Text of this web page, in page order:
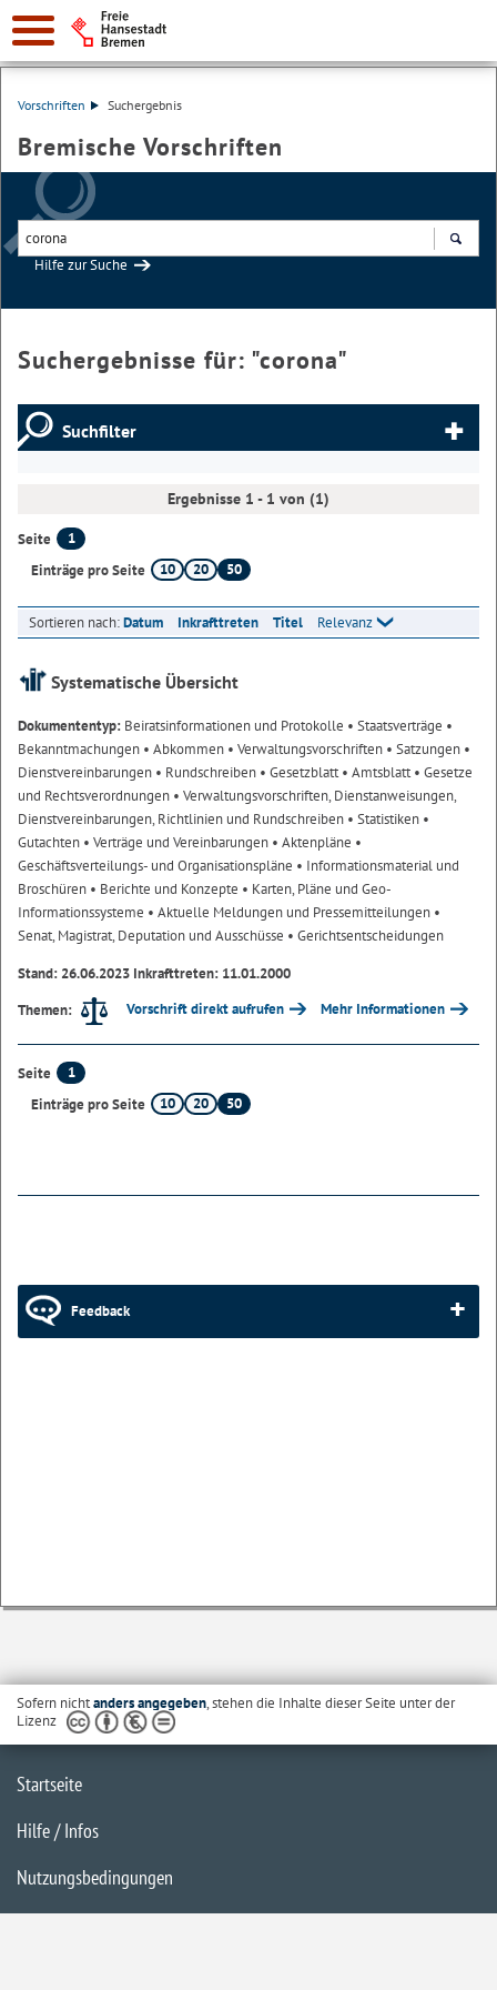
Vorschriften Suchergebnis
Bremische Vorschriften
Hilfe zur Suche
Suchergebnisse für: "corona"
Suchfilter
Ergebnisse 1 - 1 von (1)
Seite
1
Einträge pro Seite
10 20 50
Sortieren nach:Datum Inkrafttreten Titel Relevanz
Systematische Übersicht
Dokumententyp: Beiratsinformationen und Protokolle • Staatsverträge •
Bekanntmachungen • Abkommen • Verwaltungsvorschriften • Satzungen •
Dienstvereinbarungen • Rundschreiben • Gesetzblatt• Amtsblatt• Gesetze
und Rechtsverordnungen • Verwaltungsvorschriften, Dienstanweisungen,
Dienstvereinbarungen, Richtlinien und Rundschreiben • Statistiken •
Gutachten • Verträge und Vereinbarungen • Aktenpläne •
Geschäftsverteilungs- und Organisationspläne • Informationsmaterial und
Broschüren • Berichte und Konzepte • Karten, Pläne und Geo-
Informationssysteme • Aktuelle Meldungen und Pressemitteilungen •
Senat, Magistrat, Deputation und Ausschüsse • Gerichtsentscheidungen
Stand: 26.06.2023 Inkrafttreten: 11.01.2000
Themen:
Vorschrift direkt aufrufen Mehr Informationen
Seite
1
Einträge pro Seite
10 20 50
Feedback
Sofern nichtanders angegeben, stehen die Inhalte dieser Seite unter der
Lizenz
Startseite
Hilfe / Infos
Nutzungsbedingungen